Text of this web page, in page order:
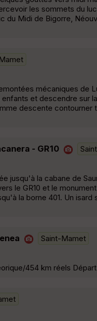
les sommets du
du Midi de Bigorre,
mécaniques de
et descendre sur
descente contourner
- GR10
jusqu'à la cabane de
le GR10 et le
la borne 401. Un
Saint-Mamet
454 km réels